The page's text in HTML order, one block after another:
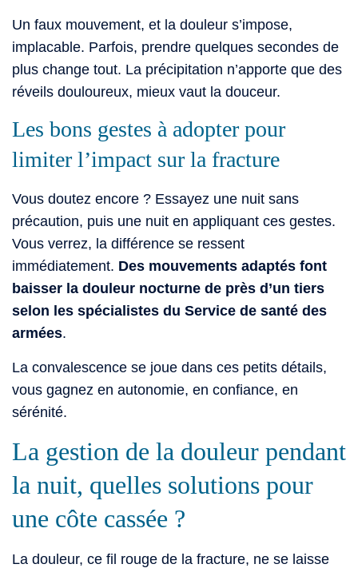
Un faux mouvement, et la douleur s’impose,
implacable. Parfois, prendre quelques secondes de
plus change tout. La précipitation n’apporte que des
réveils douloureux, mieux vaut la douceur.
Les bons gestes à adopter pour
limiter l’impact sur la fracture
Vous doutez encore ? Essayez une nuit sans
précaution, puis une nuit en appliquant ces gestes.
Vous verrez, la différence se ressent
immédiatement. Des mouvements adaptés font
baisser la douleur nocturne de près d’un tiers
selon les spécialistes du Service de santé des
armées.
La convalescence se joue dans ces petits détails,
vous gagnez en autonomie, en confiance, en
sérénité.
La gestion de la douleur pendant
la nuit, quelles solutions pour
une côte cassée ?
La douleur, ce fil rouge de la fracture, ne se laisse